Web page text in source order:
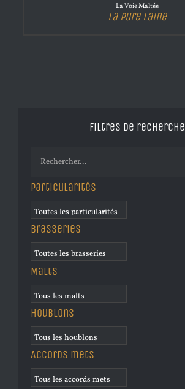
La Voie Maltée
La Pure Laine
Filtres de recherche
Particularités
Brasseries
Malts
Houblons
Accords mets